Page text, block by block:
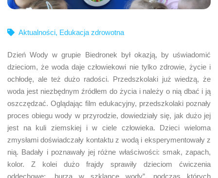
Aktualności, Edukacja zdrowotna
Dzień Wody w grupie Biedronek był okazją, by uświadomić
dzieciom, że woda daje człowiekowi nie tylko zdrowie, życie i
ochłodę, ale też dużo radości. Przedszkolaki już wiedzą, że
woda jest niezbędnym źródłem do życia i należy o nią dbać i ją
oszczędzać. Oglądając film edukacyjny, przedszkolaki poznały
proces obiegu wody w przyrodzie, dowiedziały się, jak dużo jej
jest na kuli ziemskiej i w ciele człowieka. Dzieci wieloma
zmysłami doświadczały kontaktu z wodą i eksperymentowały z
nią. Badały i poznawały jej różne właściwości: smak, zapach,
kolor. Z kolei dużo frajdy sprawiły dzieciom ćwiczenia
oddechowe: „burza w szklance wody”, podczas których